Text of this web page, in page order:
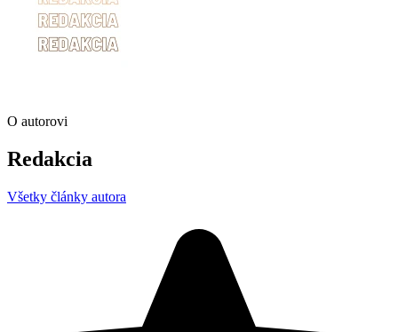
O autorovi
Redakcia
Všetky články autora